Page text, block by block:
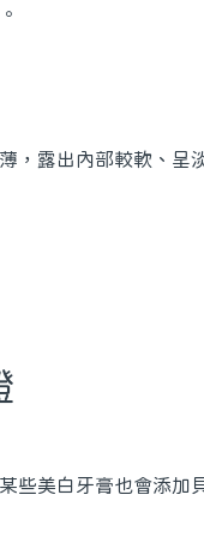
，露出內部較軟、呈
些美白牙膏也會添加